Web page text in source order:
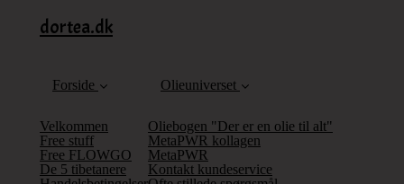
dortea.dk
Forside
Velkommen
Free stuff
Free FLOWGO
De 5 tibetanere
Olieuniverset
Oliebogen "Der er en olie til alt"
MetaPWR kollagen
MetaPWR
Kontakt kundeservice